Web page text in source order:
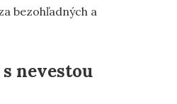
bezohľadných a
nevestou